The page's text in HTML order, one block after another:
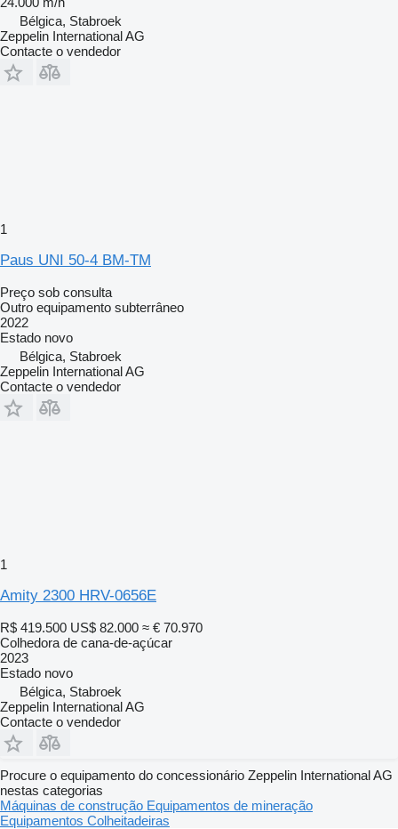
Bélgica, Stabroek
Zeppelin International AG
Contacte o vendedor
1
Paus UNI 50-4 BM-TM
Preço sob consulta
Outro equipamento subterrâneo
2022
Estado novo
Bélgica, Stabroek
Zeppelin International AG
Contacte o vendedor
1
Amity 2300 HRV-0656E
R$ 419.500 US$ 82.000 ≈ € 70.970
Colhedora de cana-de-açúcar
2023
Estado novo
Bélgica, Stabroek
Zeppelin International AG
Contacte o vendedor
Procure o equipamento do concessionário Zeppelin International AG
nestas categorias
Máquinas de construção Equipamentos de mineração
Equipamentos Colheitadeiras